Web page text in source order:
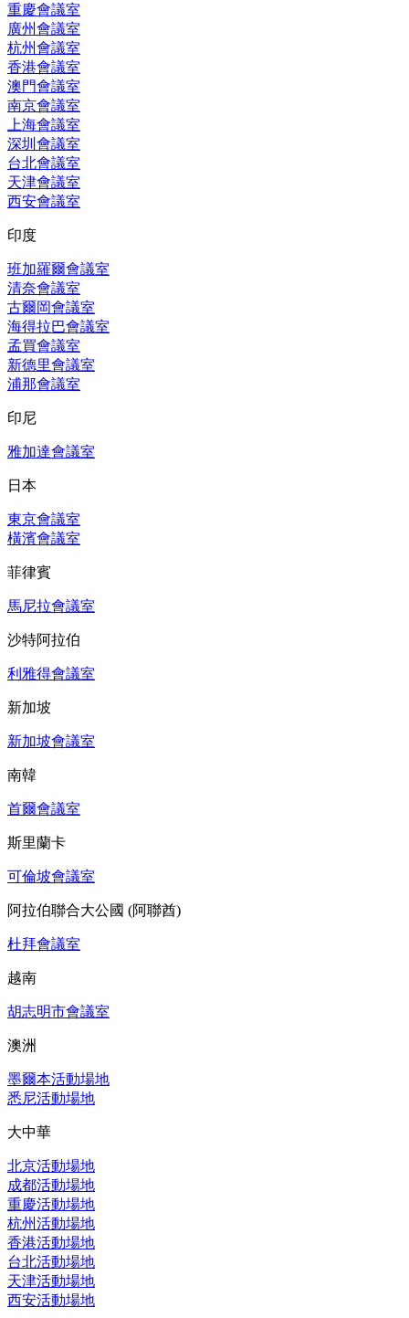
重慶會議室
廣州會議室
杭州會議室
香港會議室
澳門會議室
南京會議室
上海會議室
深圳會議室
台北會議室
天津會議室
西安會議室
印度
班加羅爾會議室
清奈會議室
古爾岡會議室
海得拉巴會議室
孟買會議室
新德里會議室
浦那會議室
印尼
雅加達會議室
日本
東京會議室
橫濱會議室
菲律賓
馬尼拉會議室
沙特阿拉伯
利雅得會議室
新加坡
新加坡會議室
南韓
首爾會議室
斯里蘭卡
可倫坡會議室
阿拉伯聯合大公國 (阿聯酋)
杜拜會議室
越南
胡志明市會議室
澳洲
墨爾本活動場地
悉尼活動場地
大中華
北京活動場地
成都活動場地
重慶活動場地
杭州活動場地
香港活動場地
台北活動場地
天津活動場地
西安活動場地